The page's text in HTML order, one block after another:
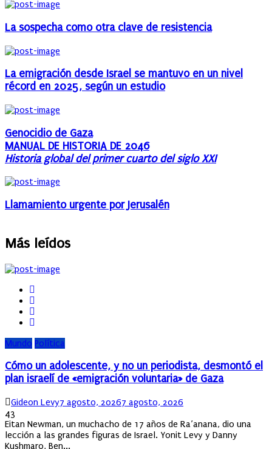
La sospecha como otra clave de resistencia
La emigración desde Israel se mantuvo en un nivel
récord en 2025, según un estudio
Genocidio de Gaza
MANUAL DE HISTORIA DE 2046
Historia global del primer cuarto del siglo XXI
Llamamiento urgente por Jerusalén
Más leídos
Mundo Política
Cómo un adolescente, y no un periodista, desmontó el
plan israelí de «emigración voluntaria» de Gaza
Author
Gideon LevyPosted
7 agosto, 20267 agosto, 2026
43
Eitan Newman, un muchacho de 17 años de Ra’anana, dio una
lección a las grandes figuras de Israel. Yonit Levy y Danny
Kushmaro, Ben...